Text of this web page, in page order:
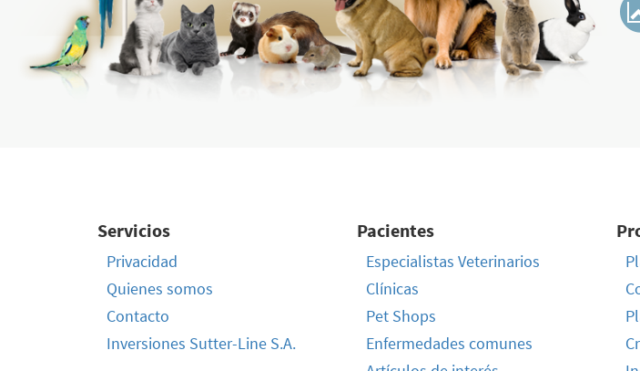
Servicios
Privacidad
Quienes somos
Contacto
Inversiones Sutter-Line S.A.
Pacientes
Especialistas Veterinarios
Clínicas
Pet Shops
Enfermedades comunes